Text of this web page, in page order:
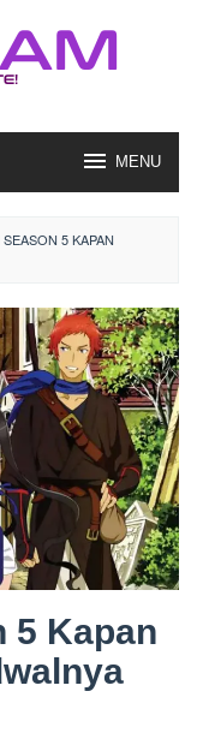
MENU
5 KAPAN
5 Kapan